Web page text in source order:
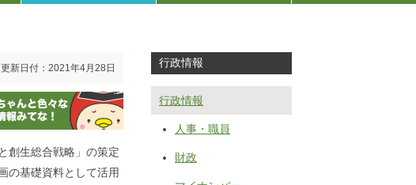
更新日付：2021年4月28日
創生総合戦略」の策定
の基礎資料として活用
行政情報
行政情報
人事・職員
財政